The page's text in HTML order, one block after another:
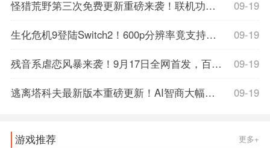
09-19
怪猎荒野第三次免费更新重磅来袭！联机功能全面优化，野队猎人速刷指南公开
09-19
生化危机9登陆Switch2！600p分辨率竟支持光追DLSS，M站详情页提前泄露玄机
09-19
残音系虐恋风暴来袭！9月17日全网首发，百度百科解密虐心剧情，首发限时15%off，准备好纸巾了吗？
09-19
逃离塔科夫最新版本重磅更新！AI智商大幅削弱，玩家体验飙升，战斗快感翻倍！
游戏推荐 更多+